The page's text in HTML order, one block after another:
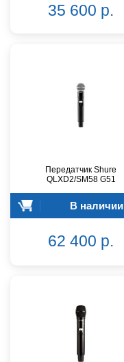
35 600 р.
Передатчик Shure
QLXD2/SM58 G51
В наличии
62 400 р.